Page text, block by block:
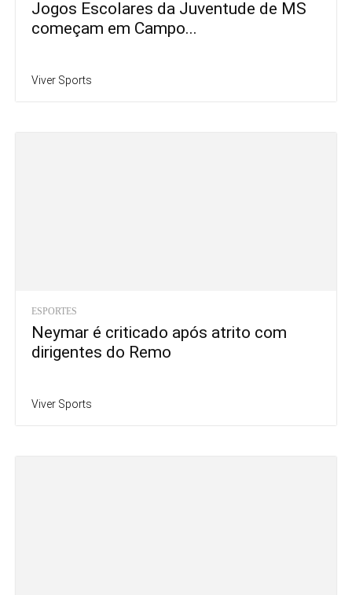
Jogos Escolares da Juventude de MS
começam em Campo...
Viver Sports
ESPORTES
Neymar é criticado após atrito com
dirigentes do Remo
Viver Sports